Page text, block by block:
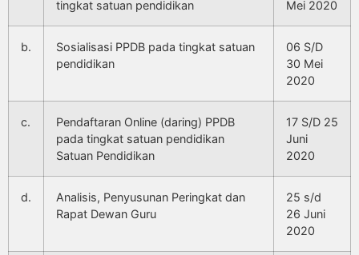
tingkat satuan pendidikan
Mei 2020
b.
Sosialisasi PPDB pada tingkat satuan
pendidikan
06 S/D
30 Mei
2020
c.
Pendaftaran Online (daring) PPDB
pada tingkat satuan pendidikan
Satuan Pendidikan
17 S/D 25
Juni
2020
d.
Analisis, Penyusunan Peringkat dan
Rapat Dewan Guru
25 s/d
26 Juni
2020